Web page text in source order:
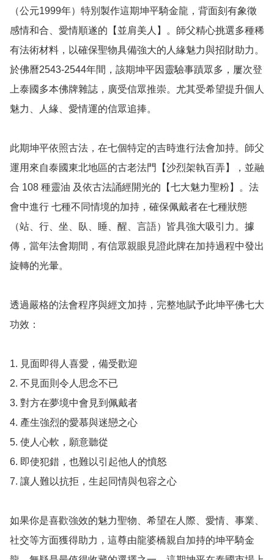
（公元1999年）特別製作這期坤平騎金龍，背面刻有象徵
感情和合、愛情順遂的【並肩美人】。師父精心挑選多種稀
有法術材料，以確保聖物具備強大的人緣魅力與招財助力。
於佛曆2543-2544年間，該期坤平因靈驗事蹟眾多，屢次登
上泰國多本佛牌雜誌，廣受信眾推崇。尤其受希望提升個人
魅力、人緣、愛情運的信眾追捧。
此期坤平依照古法，在七個特定的吉時進行法會加持。師父
運用來自泰國東北地區的古老法門【沙烈架執百弄】，並融
合 108 種靈油 及依古法誦經開光的【七大魅力聖粉】。法
會中進行 七種不同情境的加持，確保佩戴者在七種狀態
（站、行、坐、臥、睡、醒、言語）皆具強大吸引力。據
傳，當年法會期間，有信眾親眼見證此牌在加持過程中發出
旋轉的光暈。
透過嚴格的法會程序與經文加持，完整地賦予此坤平佛七大
功效：
1. 見面即得人喜愛，備受歡迎
2. 不見面則令人思念不已
3. 對方在夢境中會見到佩戴者
4. 產生強烈的愛慕與迷戀之心
5. 使人心軟，願意聽從
6. 即使犯錯，也難以引起他人的憤怒
7. 讓人難以抗拒，生起同情與包容之心
如果你是喜歡強效的魅力聖物、希望在人際、愛情、事業、
社交等方面獲得助力，這尊由龍婆橋親自加持的坤平騎金